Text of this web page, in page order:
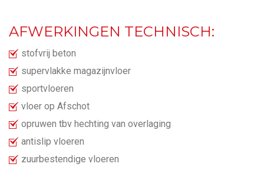
AFWERKINGEN TECHNISCH:
stofvrij beton
supervlakke magazijnvloer
sportvloeren
vloer op Afschot
opruwen tbv hechting van overlaging
antislip vloeren
zuurbestendige vloeren